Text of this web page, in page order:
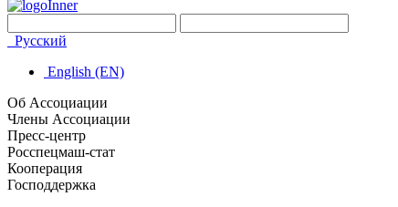
Русский
English (EN)
Об Ассоциации
Члены Ассоциации
Пресс-центр
Росспецмаш-стат
Кооперация
Господдержка